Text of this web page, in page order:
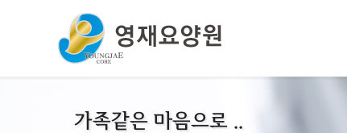
가족같은 마음으로 ..